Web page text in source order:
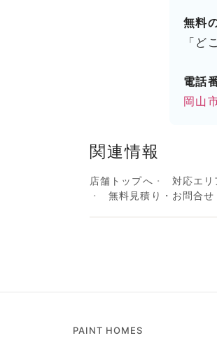
無料
「ど
電話
岡山
関連情報
店舗トップへ 対応エリ
無料見積り・お問合せ
PAINT HOMES